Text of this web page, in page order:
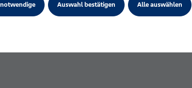
Auswahl bestätigen Alle auswählen